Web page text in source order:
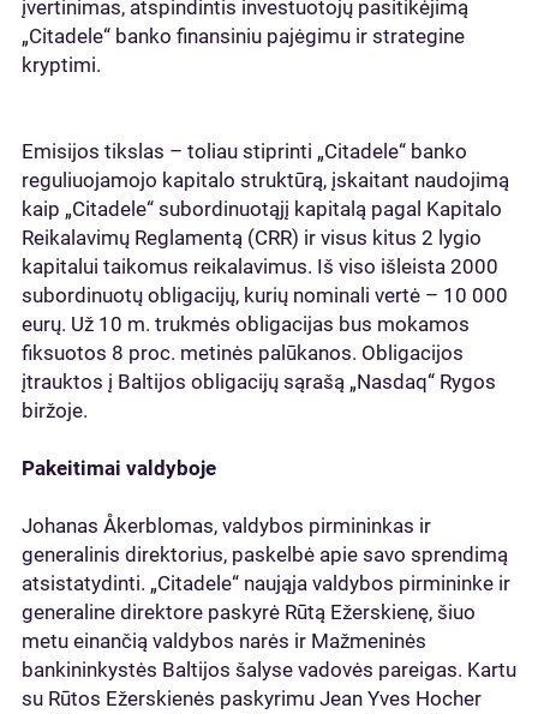
įvertinimas, atspindintis investuotojų pasitikėjimą
„Citadele“ banko finansiniu pajėgimu ir strategine
kryptimi.
Emisijos tikslas – toliau stiprinti „Citadele“ banko
reguliuojamojo kapitalo struktūrą, įskaitant naudojimą
kaip „Citadele“ subordinuotąjį kapitalą pagal Kapitalo
Reikalavimų Reglamentą (CRR) ir visus kitus 2 lygio
kapitalui taikomus reikalavimus. Iš viso išleista 2000
subordinuotų obligacijų, kurių nominali vertė – 10 000
eurų. Už 10 m. trukmės obligacijas bus mokamos
fiksuotos 8 proc. metinės palūkanos. Obligacijos
įtrauktos į Baltijos obligacijų sąrašą „Nasdaq“ Rygos
biržoje.
Pakeitimai valdyboje
Johanas Åkerblomas, valdybos pirmininkas ir
generalinis direktorius, paskelbė apie savo sprendimą
atsistatydinti. „Citadele“ naująja valdybos pirmininke ir
generaline direktore paskyrė Rūtą Ežerskienę, šiuo
metu einančią valdybos narės ir Mažmeninės
bankininkystės Baltijos šalyse vadovės pareigas. Kartu
su Rūtos Ežerskienės paskyrimu Jean Yves Hocher